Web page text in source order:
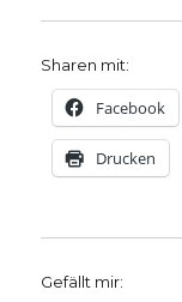
Sharen mit:
Facebook
Drucken
Gefällt mir: